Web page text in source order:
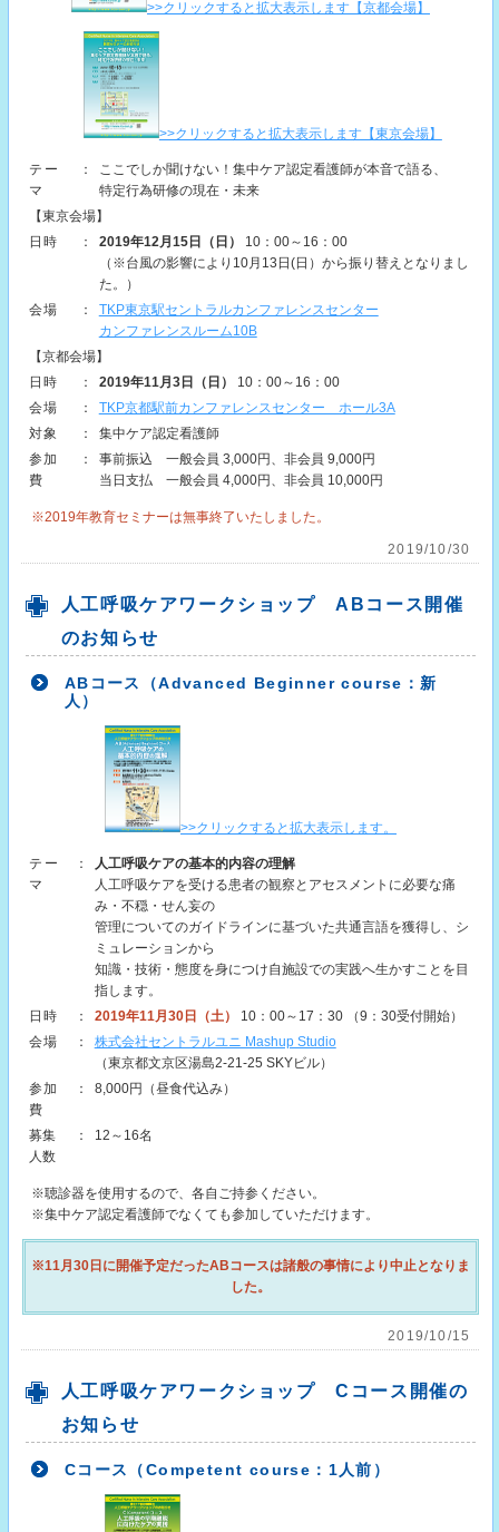
>>クリックすると拡大表示します【京都会場】
>>クリックすると拡大表示します【東京会場】
テー
マ
：
ここでしか聞けない！集中ケア認定看護師が本音で語る、
特定行為研修の現在・未来
【東京会場】
日時
： 2019年12月15日（日）
10：00～16：00
（※台風の影響により10月13日(日）から振り替えとなりまし
た。）
会場
：
TKP東京駅セントラルカンファレンスセンター
カンファレンスルーム10B
【京都会場】
日時
： 2019年11月3日（日）
10：00～16：00
会場
：
TKP京都駅前カンファレンスセンター ホール3A
対象
：
集中ケア認定看護師
参加
費
：
事前振込 一般会員 3,000円、非会員 9,000円
当日支払 一般会員 4,000円、非会員 10,000円
※2019年教育セミナーは無事終了いたしました。
2019/10/30
人工呼吸ケアワークショップ ABコース開催
のお知らせ
ABコース（Advanced Beginner course：新
人）
>>クリックすると拡大表示します。
テー
マ
：
人工呼吸ケアの基本的内容の理解
人工呼吸ケアを受ける患者の観察とアセスメントに必要な痛
み・不穏・せん妄の
管理についてのガイドラインに基づいた共通言語を獲得し、シ
ミュレーションから
知識・技術・態度を身につけ自施設での実践へ生かすことを目
指します。
日時
： 2019年11月30日（土）
10：00～17：30 （9：30受付開始）
会場
：
株式会社セントラルユニ Mashup Studio
（東京都文京区湯島2-21-25 SKYビル）
参加
費
： 8,000円（昼食代込み）
募集
人数
： 12～16名
※聴診器を使用するので、各自ご持参ください。
※集中ケア認定看護師でなくても参加していただけます。
※11月30日に開催予定だったABコースは諸般の事情により中止となりま
した。
2019/10/15
人工呼吸ケアワークショップ Cコース開催の
お知らせ
Cコース（Competent course：1人前）